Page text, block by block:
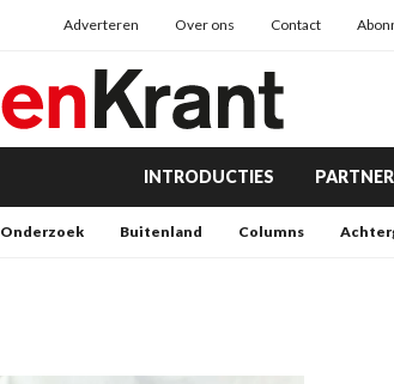
Adverteren Over ons Contact
INTRODUCTIES
Onderzoek Buitenland Columns